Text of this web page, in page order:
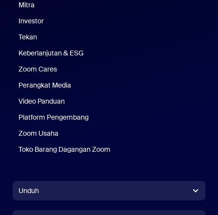
Mitra
Investor
Tekan
Keberlanjutan & ESG
Zoom Cares
Perangkat Media
Video Panduan
Platform Pengembang
Zoom Usaha
Toko Barang Dagangan Zoom
Unduh